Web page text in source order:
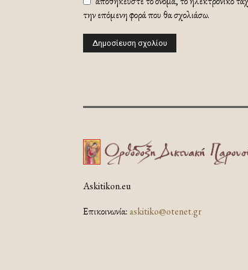
την επόμενη φορά που θα σχολιάσω.
Askitikon.eu
Επικοινωνία:askitiko@otenet.gr